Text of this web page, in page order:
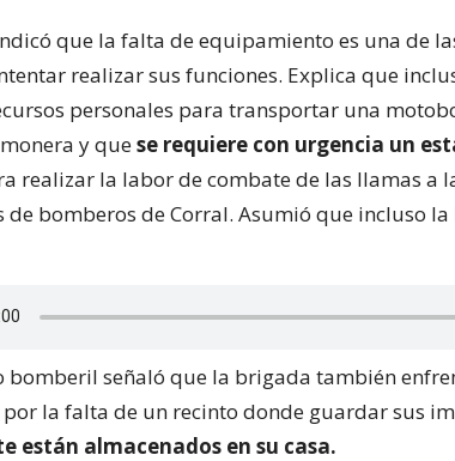
que la falta de equipamiento es una de
realizar sus funciones. Explica que
personales para transportar una
y quese requiere con urgencia un
realizar la labor de combate de las llamas a
de bomberos de Corral. Asumió que incluso
bomberil señaló que la brigada también
la falta de un recinto donde guardar sus
están almacenados en su casa.